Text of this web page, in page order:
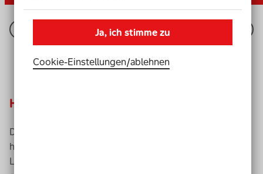
Hat deine Losnummer gewonnen?
Du möchtest wissen, ob deine Losnummer gewonnen
hat? Klicke einfach auf den Link, gib dann deine
Losnummer ein und erfahre sofort, ob du zu den
Ja, ich stimme zu
Cookie-Einstellungen­/­ablehnen